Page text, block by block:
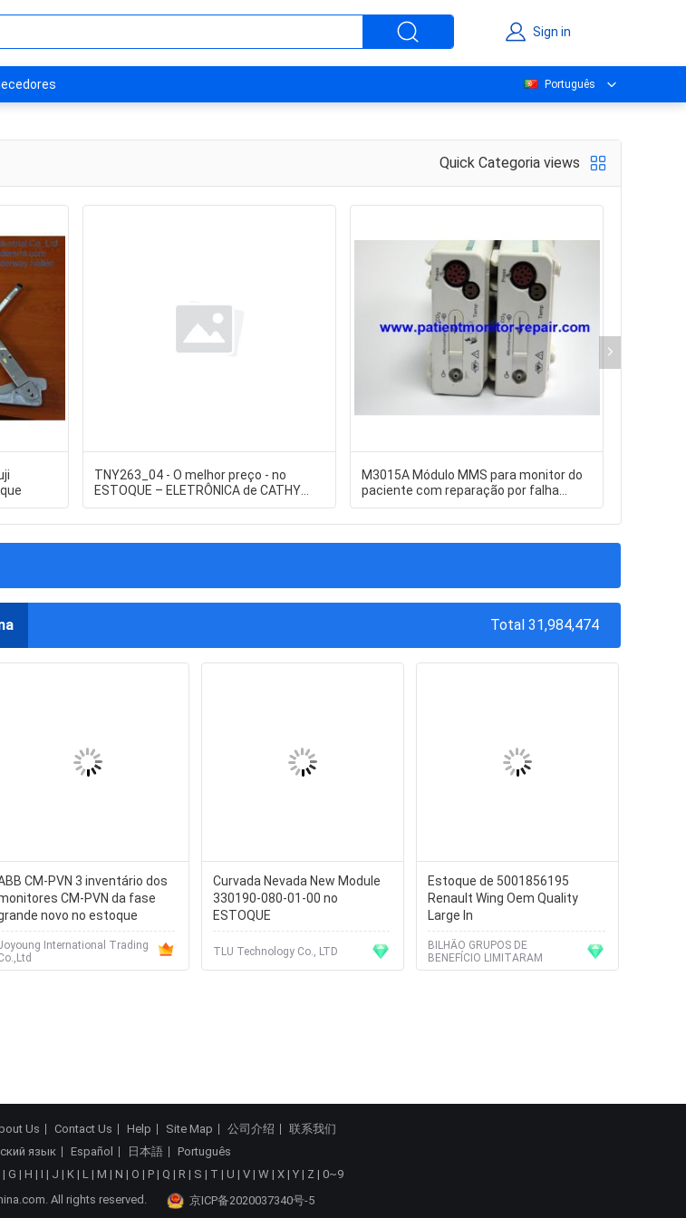
Sign in
Português
Quick Categoria views
TNY263_04 - O melhor preço - no
ESTOQUE – ELETRÔNICA de CATHY
LIMITADA
M3015A Módulo MMS para monitor do
paciente com reparação por falha
Garantia de 90 dias e disponibilidade
em estoque
Total 31,984,474
CM-PVN 3 inventário dos
CM-PVN da fase
novo no estoque
International Trading
Curvada Nevada New Module
330190-080-01-00 no
ESTOQUE
TLU Technology Co., LTD
Estoque de 5001856195
Renault Wing Oem Quality
Large In
BILHÃO GRUPOS DE
BENEFÍCIO LIMITARAM
Us Contact Us Help Site Map 公司介绍
联系我们
язык Español 日本語
Português
| G | H | I | J | K | L | M | N | O | P | Q | R | S | T | U | V | W | X | Y | Z | 0~9
All rights reserved.
京ICP备2020037340号-5